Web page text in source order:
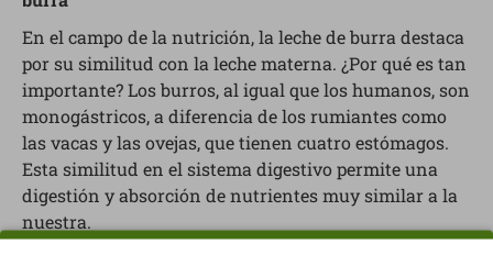
En el campo de la nutrición, la leche de burra destaca
por su similitud con la leche materna. ¿Por qué es tan
importante? Los burros, al igual que los humanos, son
monogástricos, a diferencia de los rumiantes como
las vacas y las ovejas, que tienen cuatro estómagos.
Esta similitud en el sistema digestivo permite una
digestión y absorción de nutrientes muy similar a la
nuestra.